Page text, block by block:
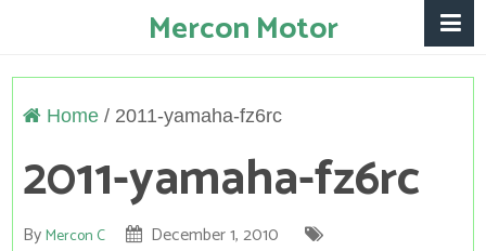
Mercon Motor
Home/ 2011-yamaha-fz6rc
2011-yamaha-fz6rc
ByMercon C December 1, 2010